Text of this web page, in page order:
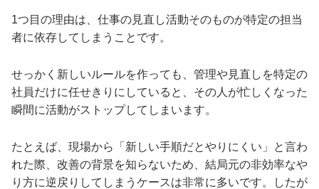
1つ目の理由は、仕事の見直し活動そのものが特定の担当
者に依存してしまうことです。
せっかく新しいルールを作っても、管理や見直しを特定の
社員だけに任せきりにしていると、その人が忙しくなった
瞬間に活動がストップしてしまいます。
たとえば、現場から「新しい手順だとやりにくい」と言わ
れた際、改善の背景を知らないため、結局元の非効率なや
り方に逆戻りしてしまうケースは非常に多いです。したが